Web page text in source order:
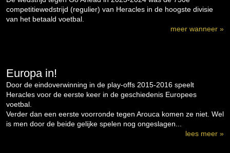
competitiewedstrijd (regulier) van Heracles in de hoogste divisie
van het betaald voetbal.
meer wanneer »
Europa in!
Door de eindoverwinning in de play-offs 2015-2016 speelt
Heracles voor de eerste keer in de geschiedenis Europees
voetbal.
Verder dan een eerste voorronde tegen Arouca komen ze niet. Wel
is men door de beide gelijke spelen nog ongeslagen...
lees meer »